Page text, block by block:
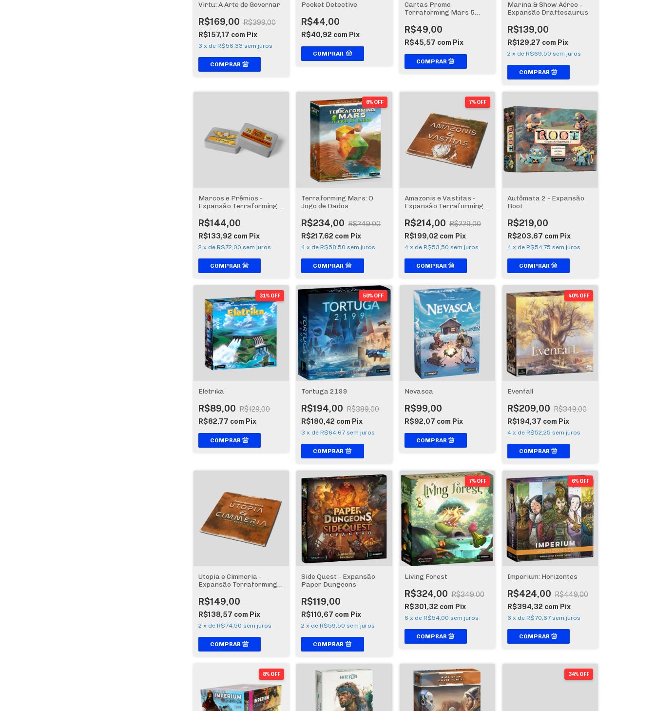
Virtu: A Arte de Governar
R$169,00 R$399,00
R$157,17 com Pix
3 x de R$56,33 sem juros
Pocket Detective
R$44,00
R$40,92 com Pix
COMPRAR
Cartas Promo
Terraforming Mars 5
R$49,00
R$45,57 com Pix
Marina & Show Aéreo -
Expansão Draftosaurus
R$139,00
R$129,27 com Pix
2 x de R$69,50 sem juros
Marcos e Prêmios -
Expansão Terraforming
R$144,00
R$133,92 com Pix
2 x de R$72,00 sem juros
6% OFF
Terraforming Mars: O
Jogo de Dados
R$234,00 R$249,00
R$217,62 com Pix
4 x deR$58,50 sem juros
7% OFF
Amazonis e Vastitas -
Expansão Terraforming
R$214,00 R$229,00
R$199,02 com Pix
4 x de R$53,50 sem juros
Autômata 2 - Expansão
Root
R$219,00
R$203,67 com Pix
4 x de R$54,75 sem juros
31% OFF
Eletrika
R$89,00 R$129,00
R$82,77 com Pix
50% OFF
Tortuga 2199
R$194,00 R$389,00
R$180,42 com Pix
3 x deR$64,67 sem juros
Nevasca
R$99,00
R$92,07 com Pix
40% OFF
Evenfall
R$209,00 R$349,00
R$194,37 com Pix
4 x de R$52,25 sem juros
Utopia e Cimmeria -
Expansão Terraforming
R$149,00
R$138,57 com Pix
2 x de R$74,50 sem juros
Side Quest - Expansão
Paper Dungeons
R$119,00
R$110,67 com Pix
2 x deR$59,50 sem juros
7% OFF
Living Forest
R$324,00 R$349,00
R$301,32 com Pix
6 x de R$54,00 sem juros
6% OFF
Imperium: Horizontes
R$424,00 R$449,00
R$394,32 com Pix
6 x de R$70,67 sem juros
8% OFF 34% OFF